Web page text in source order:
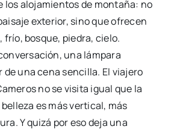
los alojamientos de montaña: no
exterior, sino que ofrecen
frío, bosque, piedra, cielo.
una lámpara
de una cena sencilla. El viajero
no se visita igual que la
es más vertical, más
Y quizá por eso deja una